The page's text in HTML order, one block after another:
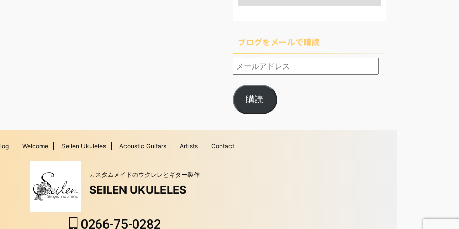
ブログをメールで購読
購読
Welcome Seilen Ukuleles Acoustic Guitars Artists Contact
カスタムメイドのウクレレとギター製作
SEILEN UKULELES
0266-75-0282